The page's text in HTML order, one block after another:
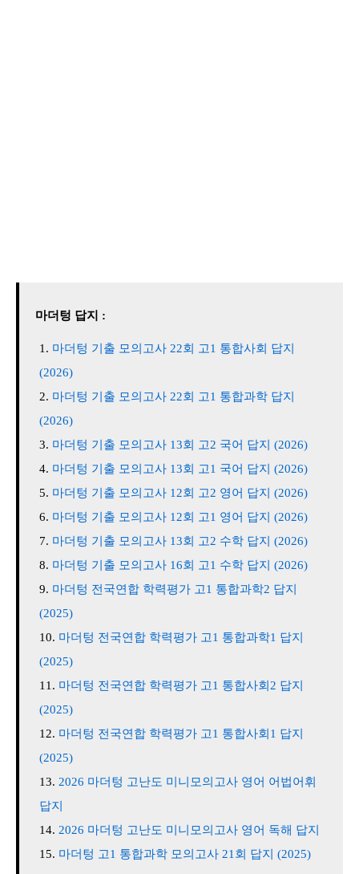
마더텅 답지 :
마더텅 기출 모의고사 22회 고1 통합사회 답지
(2026)
마더텅 기출 모의고사 22회 고1 통합과학 답지
(2026)
마더텅 기출 모의고사 13회 고2 국어 답지 (2026)
마더텅 기출 모의고사 13회 고1 국어 답지 (2026)
마더텅 기출 모의고사 12회 고2 영어 답지 (2026)
마더텅 기출 모의고사 12회 고1 영어 답지 (2026)
마더텅 기출 모의고사 13회 고2 수학 답지 (2026)
마더텅 기출 모의고사 16회 고1 수학 답지 (2026)
마더텅 전국연합 학력평가 고1 통합과학2 답지
(2025)
마더텅 전국연합 학력평가 고1 통합과학1 답지
(2025)
마더텅 전국연합 학력평가 고1 통합사회2 답지
(2025)
마더텅 전국연합 학력평가 고1 통합사회1 답지
(2025)
2026 마더텅 고난도 미니모의고사 영어 어법어휘
답지
2026 마더텅 고난도 미니모의고사 영어 독해 답지
마더텅 고1 통합과학 모의고사 21회 답지 (2025)